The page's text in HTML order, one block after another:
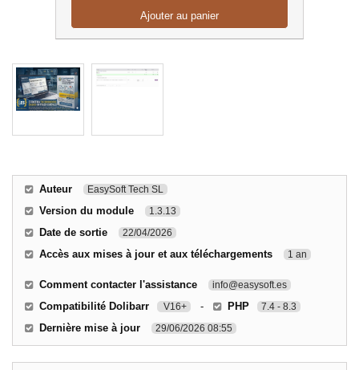
Ajouter au panier
Auteur EasySoft Tech SL
Version du module 1.3.13
Date de sortie 22/04/2026
Accès aux mises à jour et aux téléchargements 1 an
Comment contacter l'assistance info@easysoft.es
Compatibilité Dolibarr V16+ - PHP 7.4 - 8.3
Dernière mise à jour 29/06/2026 08:55